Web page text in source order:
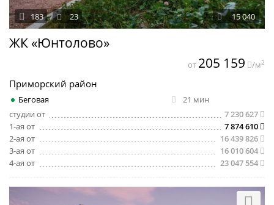
ЖК «Юнтолово»
15 040
183 23
Приморский район
Беговая
21 мин
студии от
7 230 627
1-ая от
7 874 610
2-ая от
16 439 826
3-ая от
16 010 604
4-ая от
23 047 554
от 205 159 /м2